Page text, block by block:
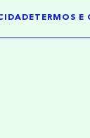
TERMOS E